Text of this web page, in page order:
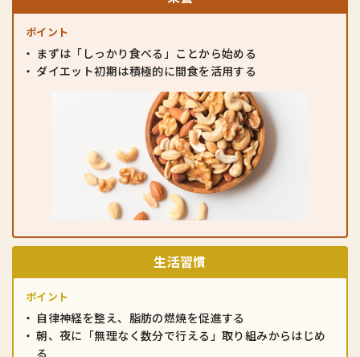
ポイント
まずは「しっかり食べる」ことから始める
ダイエット初期は積極的に間食を活用する
生活習慣
ポイント
自律神経を整え、脂肪の燃焼を促進する
朝、夜に「無理なく数分で行える」 取り組みからはじめ
る